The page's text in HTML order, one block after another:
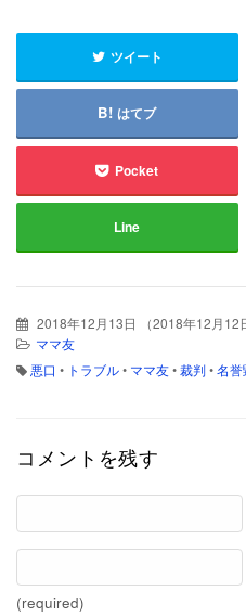
ツイート
はてブ
Pocket
Line
2018年12月13日 （2018年12月12
ママ友
悪口 • トラブル• ママ友•裁判•名誉
コメントを残す
(required)